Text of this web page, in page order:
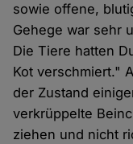
sowie offene,
Gehege war sehr
Die Tiere hatten
Kot verschmiert."
der Zustand
verkrüppelte
ziehen und nicht